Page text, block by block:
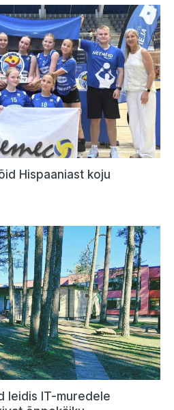
Hispaaniast koju
leidis IT-muredele